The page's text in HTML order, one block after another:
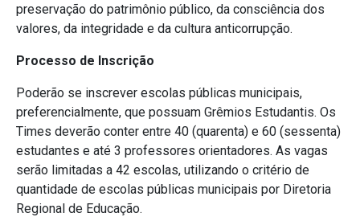
preservação do patrimônio público, da consciência dos
valores, da integridade e da cultura anticorrupção.
Processo de Inscrição
Poderão se inscrever escolas públicas municipais,
preferencialmente, que possuam Grêmios Estudantis. Os
Times deverão conter entre 40 (quarenta) e 60 (sessenta)
estudantes e até 3 professores orientadores. As vagas
serão limitadas a 42 escolas, utilizando o critério de
quantidade de escolas públicas municipais por Diretoria
Regional de Educação.